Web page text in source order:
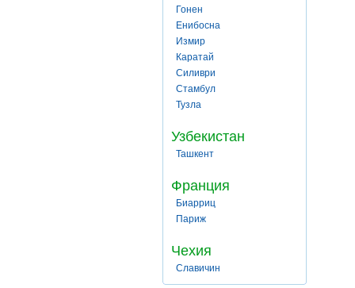
Гонен
Енибосна
Измир
Каратай
Силиври
Стамбул
Тузла
Узбекистан
Ташкент
Франция
Биарриц
Париж
Чехия
Славичин